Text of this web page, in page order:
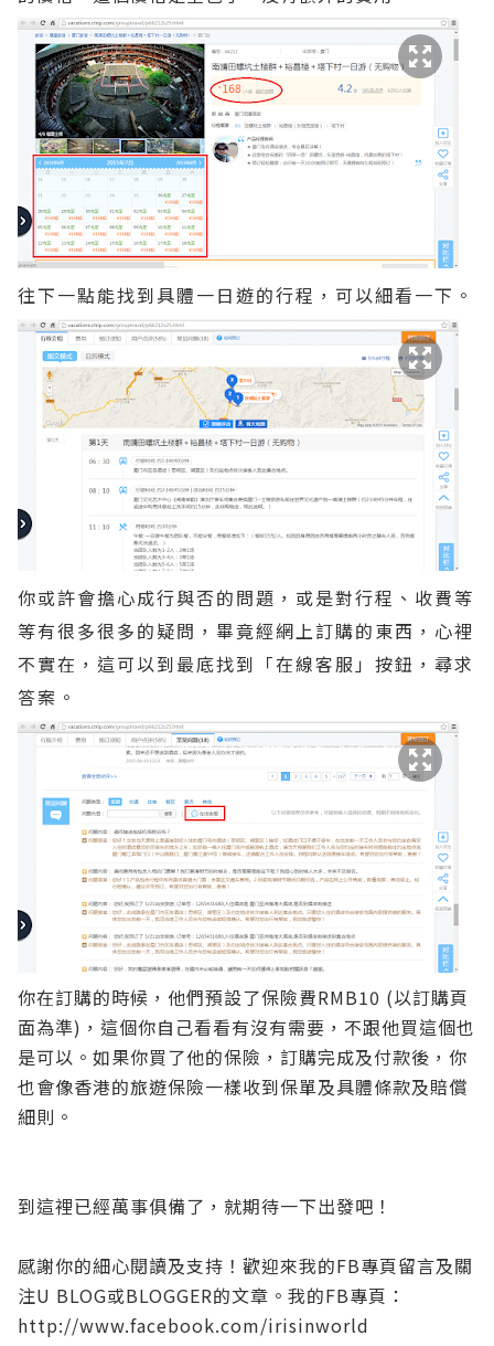
往下一點能找到具體一日遊的行程，可以細看一下。
你或許會擔心成行與否的問題，或是對行程、收費等
等有很多很多的疑問，畢竟經網上訂購的東西，心裡
不實在，這可以到最底找到「在線客服」按鈕，尋求
答案。
你在訂購的時候，他們預設了保險費RMB10 (以訂購頁
面為準)，這個你自己看看有沒有需要，不跟他買這個也
是可以。如果你買了他的保險，訂購完成及付款後，你
也會像香港的旅遊保險一樣收到保單及具體條款及賠償
細則。
到這裡已經萬事俱備了，就期待一下出發吧！
感謝你的細心閱讀及支持！歡迎來我的FB專頁留言及關
注U BLOG或BLOGGER的文章。 我的FB專頁：
http://www.facebook.com/irisinworld